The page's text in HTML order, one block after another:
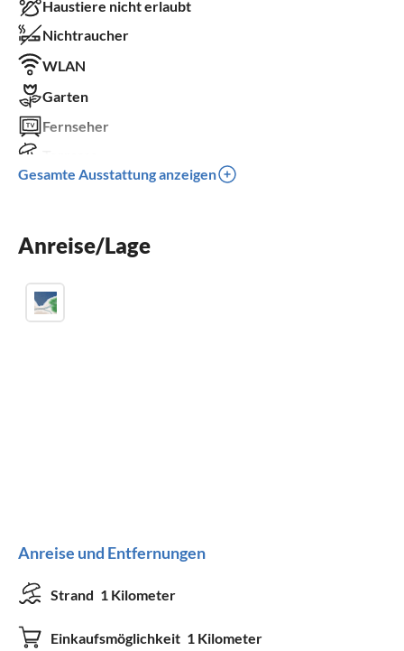
Haustiere nicht erlaubt
Nichtraucher
WLAN
Garten
Fernseher
Spülmaschine
Parkplatz
Gesamte Ausstattung anzeigen
Anreise/Lage
Anreise und Entfernungen
Strand 1 Kilometer
Einkaufsmöglichkeit 1 Kilometer